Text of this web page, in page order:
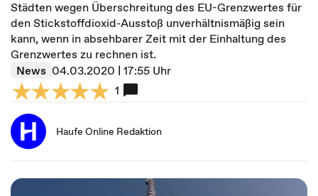
Städten wegen Überschreitung des EU-Grenzwertes für
den Stickstoffdioxid-Ausstoß unverhältnismäßig sein
kann, wenn in absehbarer Zeit mit der Einhaltung des
Grenzwertes zu rechnen ist.
News 04.03.2020 | 17:55 Uhr
1
Haufe Online Redaktion